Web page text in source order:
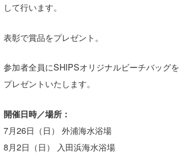
して行います。
表彰で賞品をプレゼント。
参加者全員にSHIPSオリジナルビーチバッグを
プレゼントいたします。
開催日時／場所：
7月26日（日） 外浦海水浴場
8月2日（日） 入田浜海水浴場